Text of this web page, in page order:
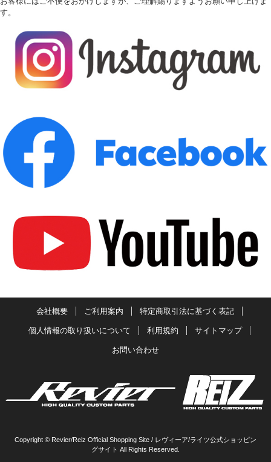
す。
会社概要 ご利用案内 特定商取引法に基づく表記
個人情報の取り扱いについて 利用規約 サイトマップ
お問い合わせ
Copyright © Revier/Reiz Official Shopping Site / レヴィーア/ライツ公式ショッピン
グサイト All Rights Reserved.